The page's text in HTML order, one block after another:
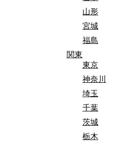
山形
宮城
福島
関東
東京
神奈川
埼玉
千葉
茨城
栃木